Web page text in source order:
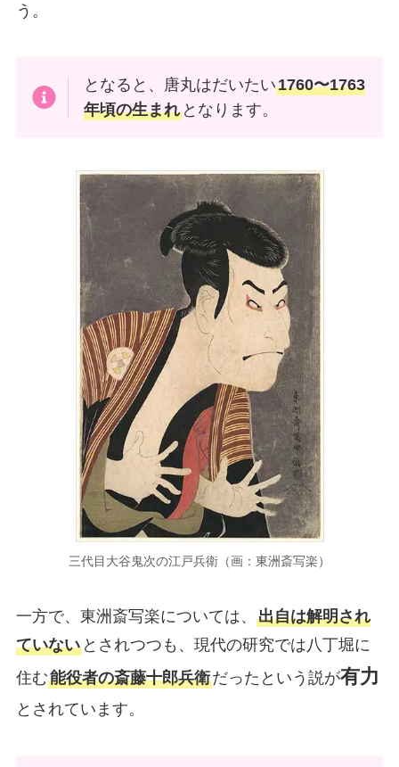
う。
となると、唐丸はだいたい1760〜1763
年頃の生まれ となります。
三代目大谷鬼次の江戸兵衛（画：東洲斎写楽）
一方で、東洲斎写楽については、 出自は解明され
ていないとされつつも、現代の研究では八丁堀に
住む能役者の斎藤十郎兵衛だったという説が有力
とされています。